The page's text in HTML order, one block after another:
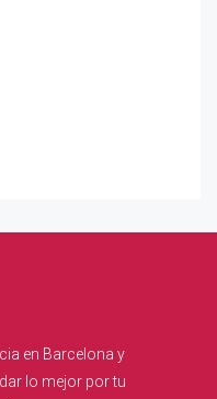
en Barcelona y
lo mejor por tu